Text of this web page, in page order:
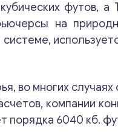
футов, а
на
во многих случаях
компании
порядка 6040 кб.